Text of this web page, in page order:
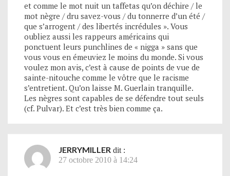
et comme le mot nuit un taffetas qu’on déchire / le
mot nègre / dru savez-vous / du tonnerre d’un été /
que s’arrogent / des libertés incrédules ». Vous
oubliez aussi les rappeurs américains qui
ponctuent leurs punchlines de « nigga » sans que
vous vous en émeuviez le moins du monde. Si vous
voulez mon avis, c’est à cause de points de vue de
sainte-nitouche comme le vôtre que le racisme
s’entretient. Qu’on laisse M. Guerlain tranquille.
Les nègres sont capables de se défendre tout seuls
(cf. Pulvar). Et c’est très bien comme ça.
JERRYMILLER dit :
27 octobre 2010 à 14:24